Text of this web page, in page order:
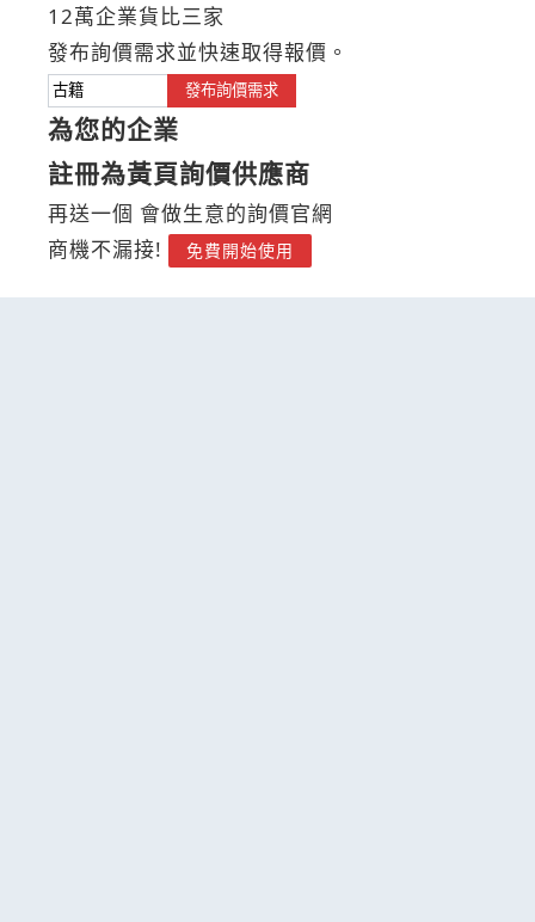
12萬企業貨比三家
發布詢價需求並快速取得報價。
發布詢價需求
為您的企業
註冊為黃頁詢價供應商
再送一個 會做生意的詢價官網
商機不漏接!
免費開始使用